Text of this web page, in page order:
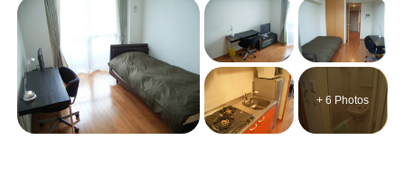
+ 6 Photos